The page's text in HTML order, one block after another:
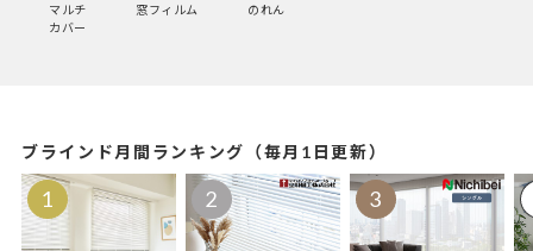
マルチ
カバー
窓フィルム のれん
ブラインド月間ランキング（毎月1日更新）